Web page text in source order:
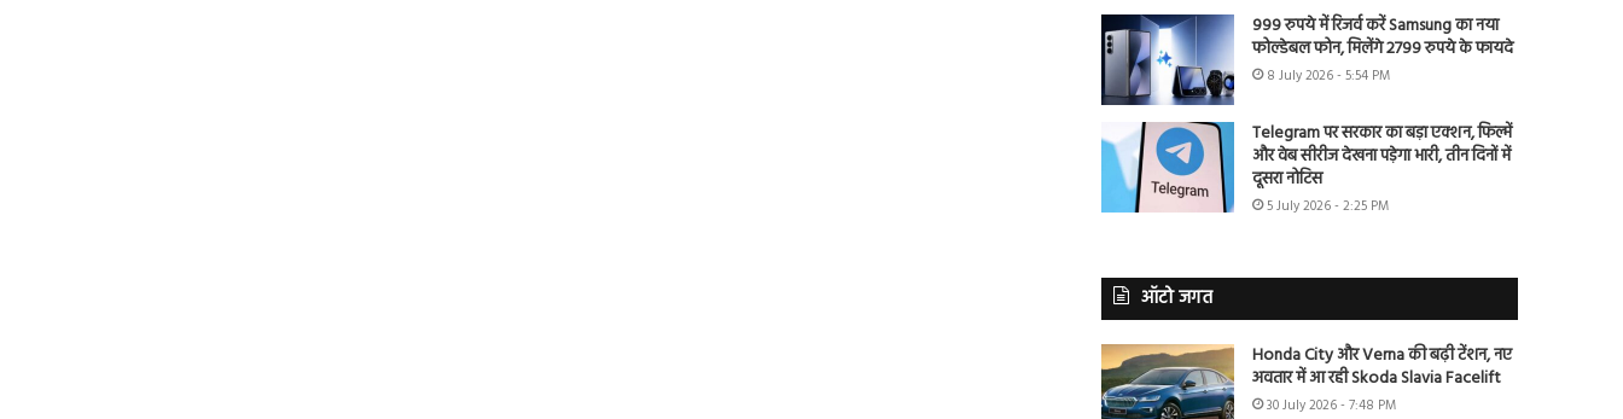
999 रुपये में रिजर्व करें Samsung का नया
फोल्डेबल फोन, मिलेंगे 2799 रुपये के फायदे
8 July 2026 - 5:54 PM
Telegram पर सरकार का बड़ा एक्शन, फिल्में
और वेब सीरीज देखना पड़ेगा भारी, तीन दिनों में
दूसरा नोटिस
5 July 2026 - 2:25 PM
ऑटो जगत
Honda City और Verna की बढ़ी टेंशन, नए
अवतार में आ रही Skoda Slavia Facelift
30 July 2026 - 7:48 PM